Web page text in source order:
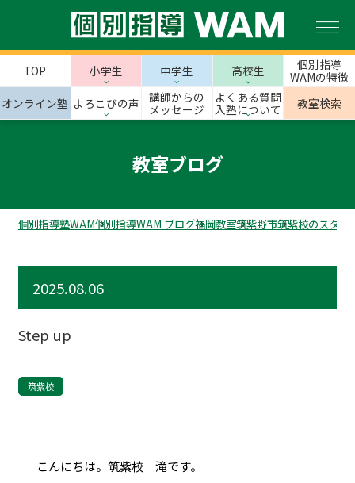
TOP 小学生 中学生 高校生
個別指導
WAMの特徴
オンライン塾 よろこびの声
講師からの
メッセージ
よくある質問
入塾について
教室検索
教室ブログ
個別指導塾WAM個別指導WAM ブログ福岡教室筑紫野市筑紫校のスタッ
2025.08.06
Step up
筑紫校
こんにちは。筑紫校 滝です。